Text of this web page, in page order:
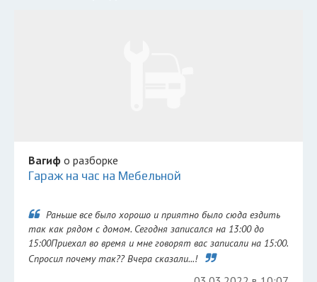
Вагиф о разборке
Гараж на час на Мебельной
Раньше все было хорошо и приятно было сюда ездить
так как рядом с домом. Сегодня записался на 13:00 до
15:00Приехал во время и мне говорят вас записали на 15:00.
Спросил почему так?? Вчера сказали...!